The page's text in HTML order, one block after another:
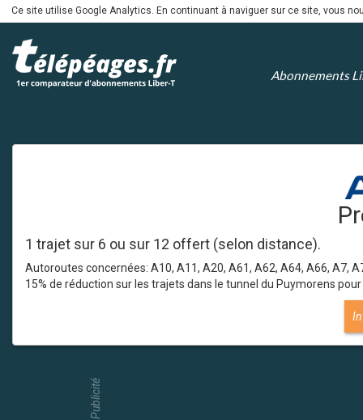
Ce site utilise Google Analytics. En continuant à naviguer sur ce site, vous
Abonnements
1 trajet sur 6 ou sur 12 offert (selon distance).
Autoroutes concernées: A10, A11, A20, A61, A62, A64, A66, A7,
15% de réduction sur les trajets dans le tunnel du Puymorens
Publicité